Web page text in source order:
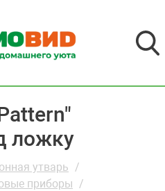
ложку
утварь
приборы